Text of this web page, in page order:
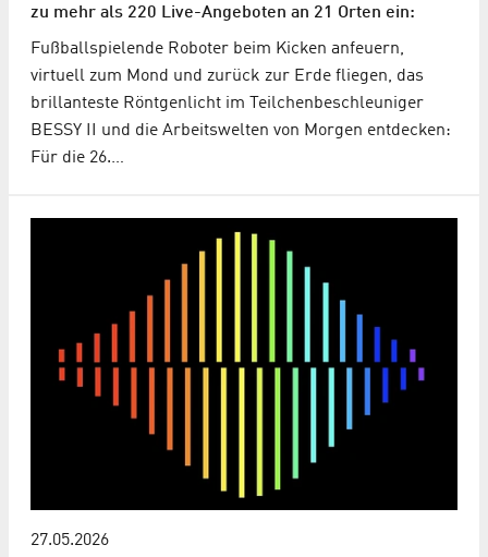
zu mehr als 220 Live-Angeboten an 21 Orten ein:
Fußballspielende Roboter beim Kicken anfeuern,
virtuell zum Mond und zurück zur Erde fliegen, das
brillanteste Röntgenlicht im Teilchenbeschleuniger
BESSY II und die Arbeitswelten von Morgen entdecken:
Für die 26.…
27.05.2026